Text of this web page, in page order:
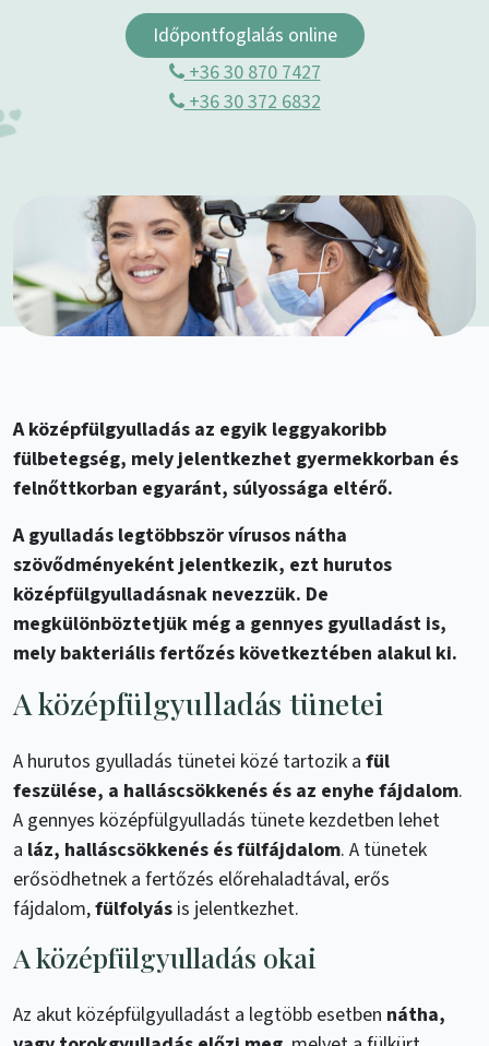
Időpontfoglalás online
+36 30 870 7427
+36 30 372 6832
A középfülgyulladás az egyik leggyakoribb
fülbetegség, mely jelentkezhet gyermekkorban és
felnőttkorban egyaránt, súlyossága eltérő.
A gyulladás legtöbbször vírusos nátha
szövődményeként jelentkezik, ezt hurutos
középfülgyulladásnak nevezzük. De
megkülönböztetjük még a gennyes gyulladást is,
mely bakteriális fertőzés következtében alakul ki.
A középfülgyulladás tünetei
A hurutos gyulladás tünetei közé tartozik a fül
feszülése, a halláscsökkenés és az enyhe fájdalom.
A gennyes középfülgyulladás tünete kezdetben lehet
a láz, halláscsökkenés és fülfájdalom. A tünetek
erősödhetnek a fertőzés előrehaladtával, erős
fájdalom,fülfolyás is jelentkezhet.
A középfülgyulladás okai
Az akut középfülgyulladást a legtöbb esetben nátha,